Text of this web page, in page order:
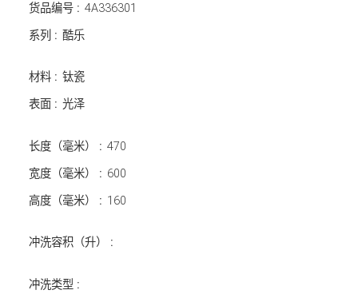
货品编号 : 4A336301
系列 : 酷乐
材料 : 钛瓷
表面 : 光泽
长度（毫米） : 470
宽度（毫米） : 600
高度（毫米） : 160
冲洗容积（升） :
冲洗类型 :